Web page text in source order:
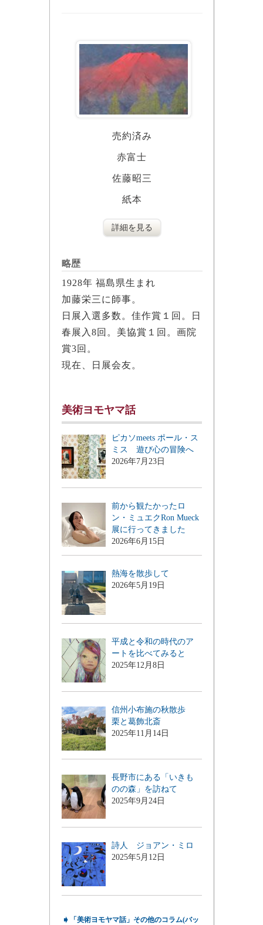
売約済み
赤富士
佐藤昭三
紙本
詳細を見る
略歴
1928年 福島県生まれ
加藤栄三に師事。
日展入選多数。佳作賞１回。日
春展入8回。美協賞１回。画院
賞3回。
現在、日展会友。
美術ヨモヤマ話
ピカソmeets ポール・ス
ミス 遊び心の冒険へ
2026年7月23日
前から観たかったロ
ン・ミュエクRon Mueck
展に行ってきました
2026年6月15日
熱海を散歩して
2026年5月19日
平成と令和の時代のア
ートを比べてみると
2025年12月8日
信州小布施の秋散歩
栗と葛飾北斎
2025年11月14日
長野市にある「いきも
のの森」を訪ねて
2025年9月24日
詩人 ジョアン・ミロ
2025年5月12日
➧ 「美術ヨモヤマ話」その他のコラム(バッ